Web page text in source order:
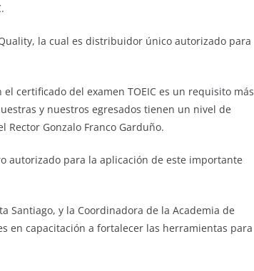
la cual es distribuidor único autorizado para
certificado del examen TOEIC es un requisito más
y nuestros egresados tienen un nivel de
Gonzalo Franco Garduño.
autorizado para la aplicación de este importante
Santiago, y la Coordinadora de la Academia de
en capacitación a fortalecer las herramientas para